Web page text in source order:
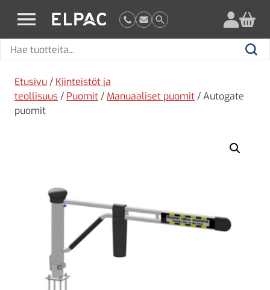
elpac.fi
Hae
Hae
Etusivu / Kiinteistöt ja
teollisuus / Puomit / Manuaaliset puomit / Autogate
puomit